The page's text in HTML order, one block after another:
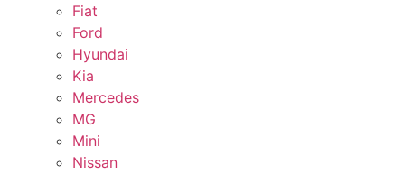
Fiat
Ford
Hyundai
Kia
Mercedes
MG
Mini
Nissan